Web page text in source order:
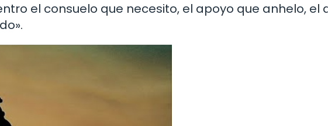
el consuelo que necesito, el apoyo que anhelo, el